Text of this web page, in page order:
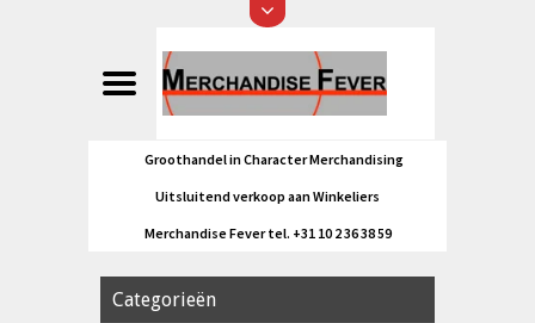
Groothandel in Character Merchandising
Uitsluitend verkoop aan Winkeliers
Merchandise Fever tel. +31 10 2 36 38 59
Categorieën